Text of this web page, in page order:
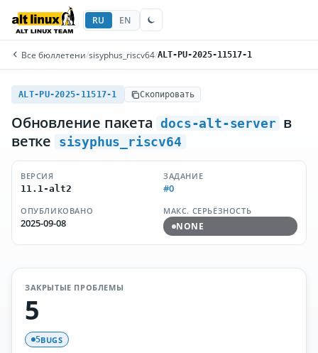
RU EN
Все бюллетени/sisyphus_riscv64/ALT-PU-2025-11517-1
ALT-PU-2025-11517-1 Скопировать
Обновление пакета docs-alt-server в
ветке
sisyphus_riscv64
ВЕРСИЯ
11.1-alt2
ЗАДАНИЕ
#0
ОПУБЛИКОВАНО
2025-09-08
МАКС. СЕРЬЁЗНОСТЬ
NONE
ЗАКРЫТЫЕ ПРОБЛЕМЫ
5
5BUGS